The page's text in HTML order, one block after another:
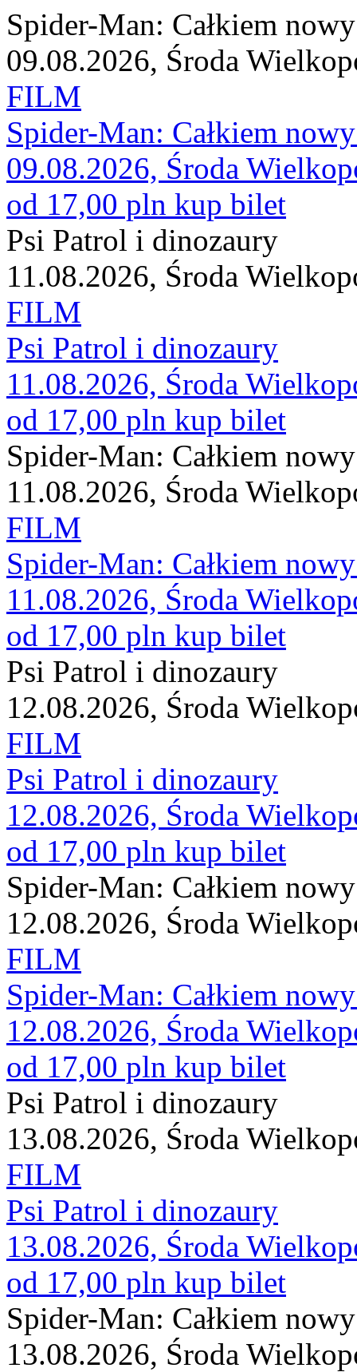
Spider-Man: Całkiem
09.08.2026, Środa
FILM
Spider-Man: Całkiem
09.08.2026, Środa
od 17,00 pln kup bilet
Psi Patrol i dinozaury
11.08.2026, Środa
FILM
Psi Patrol i dinozaury
11.08.2026, Środa
od 17,00 pln kup bilet
Spider-Man: Całkiem
11.08.2026, Środa
FILM
Spider-Man: Całkiem
11.08.2026, Środa
od 17,00 pln kup bilet
Psi Patrol i dinozaury
12.08.2026, Środa
FILM
Psi Patrol i dinozaury
12.08.2026, Środa
od 17,00 pln kup bilet
Spider-Man: Całkiem
12.08.2026, Środa
FILM
Spider-Man: Całkiem
12.08.2026, Środa
od 17,00 pln kup bilet
Psi Patrol i dinozaury
13.08.2026, Środa
FILM
Psi Patrol i dinozaury
13.08.2026, Środa
od 17,00 pln kup bilet
Spider-Man: Całkiem
13.08.2026, Środa